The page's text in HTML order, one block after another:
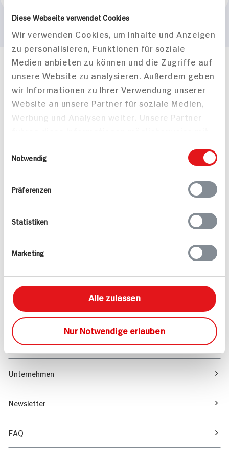
Diese Webseite verwendet Cookies
Wir verwenden Cookies, um Inhalte und Anzeigen
zu personalisieren, Funktionen für soziale
Medien anbieten zu können und die Zugriffe auf
unsere Website zu analysieren. Außerdem geben
wir Informationen zu Ihrer Verwendung unserer
Website an unsere Partner für soziale Medien,
Werbung und Analysen weiter. Unsere Partner
bereitgestellt haben oder die sie im Rahmen
Notwendig
Präferenzen
Statistiken
Marketing
Alle zulassen
Nur Notwendige erlauben
Mehr Informationen in unserem FAQ
kontakt
hit.de
Wir beantworten gerne Ihre Fragen
(0228) 42967 0
Folgen Sie uns auf TikTok
Angebote & Coupons
Rezepte
Sortiment
Marktfinder
Unser Magazin
Verantwortung & Nachhaltigkeit
Unternehmen
Newsletter
FAQ